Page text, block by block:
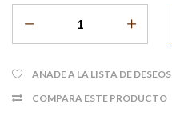
AÑADE A LA LISTA DE DESEOS
COMPARA ESTE PRODUCTO